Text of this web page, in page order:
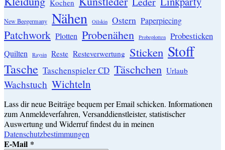
Kochen
New Beegermany Nähen Oilskin Ostern Paperpiecing
Patchwork Plotten Probenähen Probeplotten Probesticken
Quilten Raysin Reste Resteverwertung Sticken Stoff
Tasche Taschenspieler CD Täschchen Urlaub
Wachstuch Wichteln
Lass dir neue Beiträge bequem per Email schicken. Informationen
zum Anmeldeverfahren, Versanddienstleister, statistischer
Auswertung und Widerruf findest du in meinen
Datenschutzbestimmungen
E-Mail *